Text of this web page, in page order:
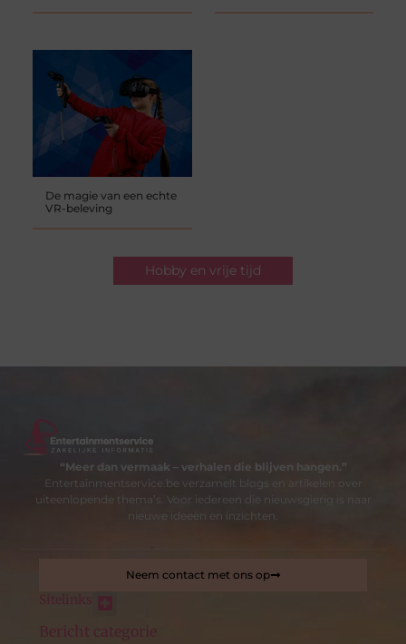
De magie van een echte
VR-beleving
Hobby en vrije tijd
“Meer dan vermaak – verhalen die blijven hangen.”
Entertainmentservice.be verzamelt blogs en artikelen over
uiteenlopende thema’s. Voor iedereen die nieuwsgierig is naar
nieuwe ideeën en inzichten.
Sitelinks
Bericht categorie
Neem contact met ons op